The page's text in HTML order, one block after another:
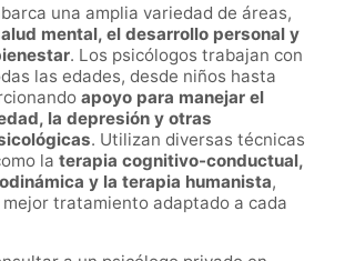
una amplia variedad de áreas,
mental, el desarrollo personal y
. Los psicólogos trabajan con
las edades, desde niños hasta
apoyo para manejar el
la depresión y otras
. Utilizan diversas técnicas
la terapia cognitivo-conductual,
y la terapia humanista,
tratamiento adaptado a cada